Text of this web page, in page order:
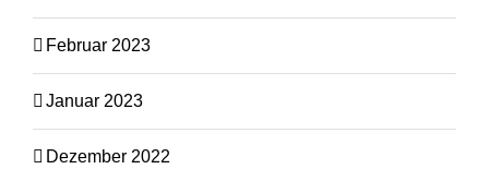
Februar 2023
Januar 2023
Dezember 2022